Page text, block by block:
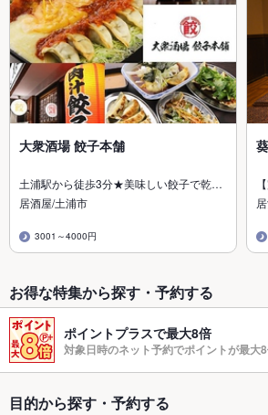
大衆酒場 餃子本舗
土浦駅から徒歩3分★美味しい餃子で乾…
居酒屋/土浦市
3001～4000円
お得な特集から探す・予約する
ポイントプラスで最大8倍
対象日時のネット予約でポイントが最大
目的から探す・予約する